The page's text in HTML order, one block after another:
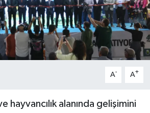
A- A+
hayvancılık alanında gelişimini